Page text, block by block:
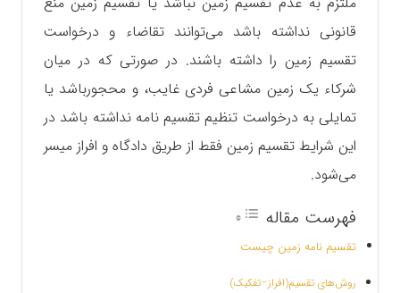
قانونی نداشته باشد می‌توانند تقاضاء و درخواست
تقسیم زمین را داشته باشند. در صورتی که در میان
شرکاء یک زمین مشاعی فردی غایب، و محجورباشد یا
تمایلی به درخواست تنظیم تقسیم نامه نداشته باشد در
این شرایط تقسیم زمین فقط از طریق دادگاه و افراز میسر
می‌شود.
فهرست مقاله
تقسیم نامه زمین چیست
روش‌های تقسیم(افراز–تفکیک)